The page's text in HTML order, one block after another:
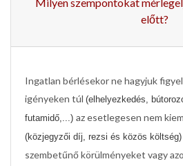
előtt?
Ingatlan bérlésekor ne hagyjuk
igényeken túl (elhelyezkedés,
futamidő,...) az esetlegesen nem
(közjegyzői díj, rezsi és közös költség)
szembetűnő körülményeket vagy